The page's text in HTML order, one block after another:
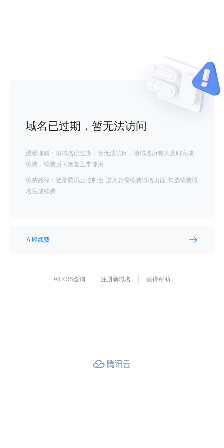
域名已过期，暂无法访问
温馨提醒：该域名已过期，暂无法访问，请域名所有人及时完成
续费，续费后可恢复正常使用
续费路径：登录腾讯云控制台-进入急需续费域名页面-勾选续费域
名完成续费
立即续费
WHOIS查询 注册新域名 获得帮助